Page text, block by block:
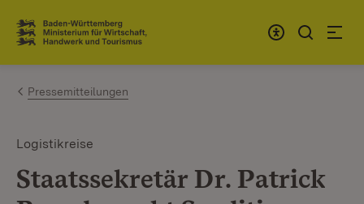
Zum Inhalt springen
Link zur Startseite
Pressemitteilungen
Logistikreise
Staatssekretär Dr. Patrick